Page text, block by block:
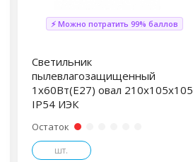
⚡ Можно потратить 99% баллов
Светильник
пылевлагозащищенный
1x60Вт(Е27) овал 210x105x105
IP54 ИЭК
Остаток
шт.